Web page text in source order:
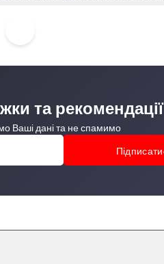
та рекомендації
Ваші дані та не спамимо